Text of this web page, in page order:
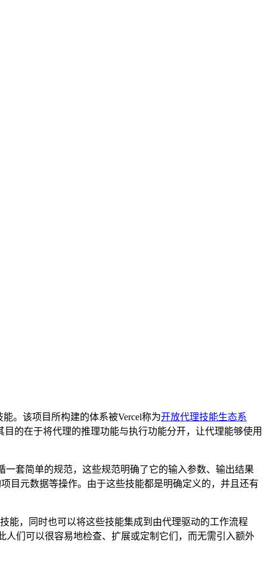
。该项目所构建的体系被Vercel称为开放代理技能生态系
的在于将代理的推理功能与执行功能分开，让代理能够使用
一套简单的规范，这些规范明确了它的输入参数、输出结果
目元数据等操作。由于这些技能都是明确定义的，并且还有
能，同时也可以将这些技能集成到由代理驱动的工作流程
们可以很容易地检查、扩展或定制它们，而无需引入额外